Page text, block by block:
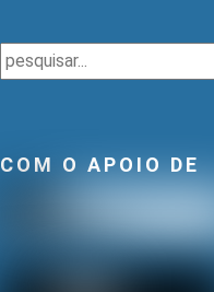
Pesquisar
COM O APOIO DE